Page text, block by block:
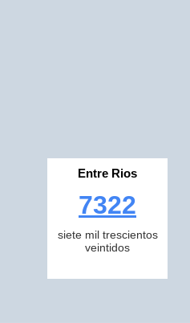
Entre Rios
7322
siete mil trescientos
veintidos